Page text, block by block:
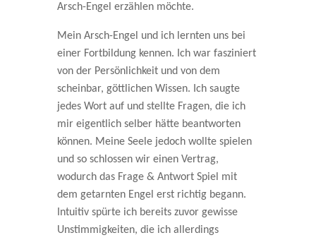
Arsch-Engel erzählen möchte.
Mein Arsch-Engel und ich lernten uns bei
einer Fortbildung kennen. Ich war fasziniert
von der Persönlichkeit und von dem
scheinbar, göttlichen Wissen. Ich saugte
jedes Wort auf und stellte Fragen, die ich
mir eigentlich selber hätte beantworten
können. Meine Seele jedoch wollte spielen
und so schlossen wir einen Vertrag,
wodurch das Frage & Antwort Spiel mit
dem getarnten Engel erst richtig begann.
Intuitiv spürte ich bereits zuvor gewisse
Unstimmigkeiten, die ich allerdings